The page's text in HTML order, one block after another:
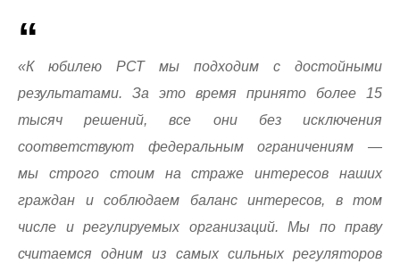
«К юбилею РСТ мы подходим с достойными
результатами. За это время принято более 15
тысяч решений, все они без исключения
соответствуют федеральным ограничениям —
мы строго стоим на страже интересов наших
граждан и соблюдаем баланс интересов, в том
числе и регулируемых организаций. Мы по праву
считаемся одним из самых сильных регуляторов